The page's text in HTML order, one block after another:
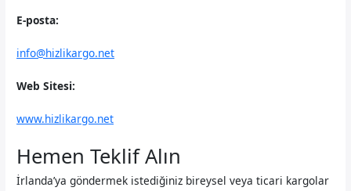
E-posta:
info@hizlikargo.net
Web Sitesi:
www.hizlikargo.net
Hemen Teklif Alın
İrlanda’ya göndermek istediğiniz bireysel veya ticari kargolar